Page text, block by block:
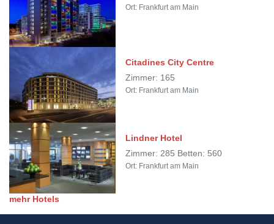
Ort: Frankfurt am Main
Citadines City Centre
Zimmer: 165
Ort: Frankfurt am Main
Lindner Hotel
Zimmer: 285 Betten: 560
Ort: Frankfurt am Main
mehr Hotels